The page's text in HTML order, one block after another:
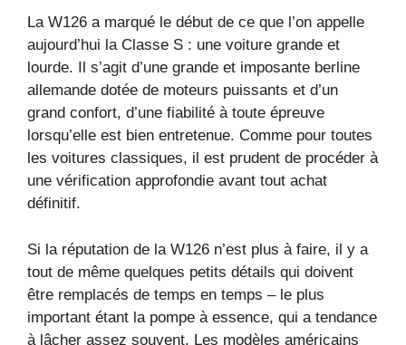
La W126 a marqué le début de ce que l’on appelle
aujourd’hui la Classe S : une voiture grande et
lourde. Il s’agit d’une grande et imposante berline
allemande dotée de moteurs puissants et d’un
grand confort, d’une fiabilité à toute épreuve
lorsqu’elle est bien entretenue. Comme pour toutes
les voitures classiques, il est prudent de procéder à
une vérification approfondie avant tout achat
définitif.
Si la réputation de la W126 n’est plus à faire, il y a
tout de même quelques petits détails qui doivent
être remplacés de temps en temps – le plus
important étant la pompe à essence, qui a tendance
à lâcher assez souvent. Les modèles américains